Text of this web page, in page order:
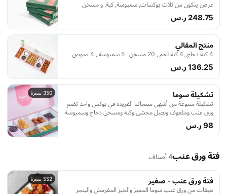
عرض يتكون من ثلاث بوكسات, سمبوسة, كبة, و مسخن
248.75 ر.س
منتج المقالي
4 كبة دجاج ,4 كبة لحم , 20 مسخن , 5 سمبوسة , 4 صوص
136.25 ر.س
350 سعرة تشكيلة سوما
تشكيلة متنوعة من أشهى منتجاتنا الفريدة في بوكس واحد تضم
ورق عنب وملفوف وبصل محشي وكبة ومسخن دجاج وسمبوسة
لتجربة نكهات مكتملة
98 ر.س
فتة ورق عنب4 أصناف
552 سعرة فتة ورق عنب - صغير
طبقات من ورق عنب سوما المميز والخبز المقرمش والبنجر